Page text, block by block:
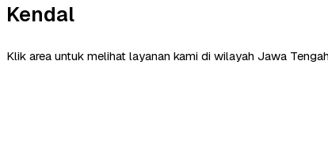
Kendal
Klik area untuk melihat layanan kami di wilayah Jawa